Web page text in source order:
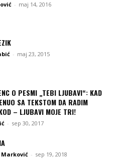
- maj 14, 2016
- maj 23, 2015
O PESMI „TEBI LJUBAVI“: KAD
SA TEKSTOM DA RADIM
– LJUBAVI MOJE TRI!
- sep 30, 2017
Marković - sep 19, 2018